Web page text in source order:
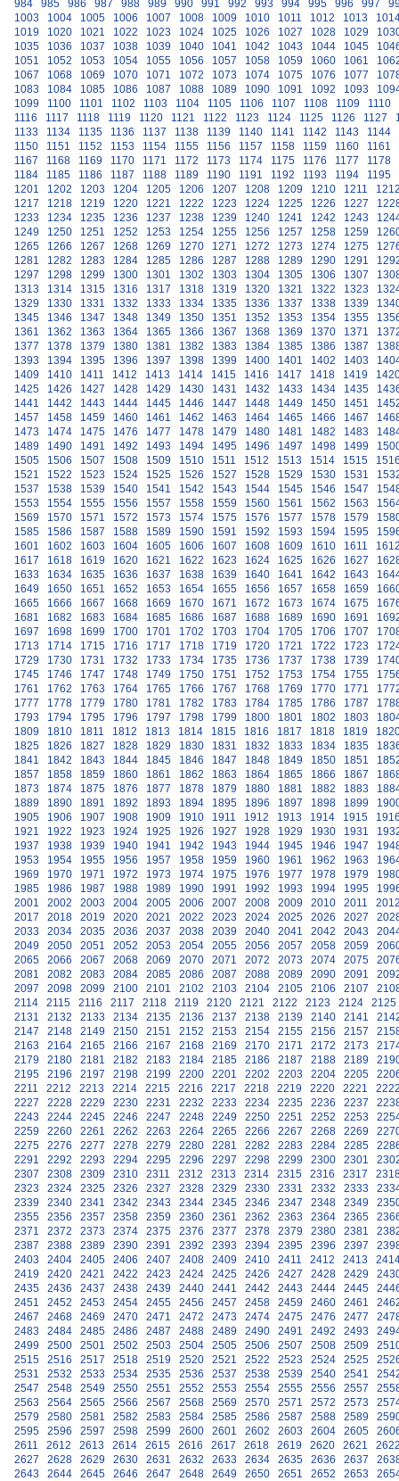
984 985 986 987 988 989 990 991 992 993 994 995 996 997
1003
1004 1005 1006 1007 1008 1009 1010 1011 1012 1013
1019
1020 1021 1022 1023 1024 1025 1026 1027 1028 1029
1035
1036 1037 1038 1039 1040 1041 1042 1043 1044 1045
1051
1052 1053 1054 1055 1056 1057 1058 1059 1060 1061
1067
1068 1069 1070 1071 1072 1073 1074 1075 1076 1077
1083
1084 1085 1086 1087 1088 1089 1090 1091 1092 1093
1099
1100 1101 1102 1103 1104 1105 1106 1107 1108 1109
1110
1116
1117 1118 1119 1120 1121 1122 1123 1124 1125 1126 1127
1133
1134 1135 1136 1137 1138 1139 1140 1141 1142 1143
1144
1150
1151 1152 1153 1154 1155 1156 1157 1158 1159 1160
1161
1167
1168 1169 1170 1171 1172 1173 1174 1175 1176 1177
1178
1184
1185 1186 1187 1188 1189 1190 1191 1192 1193 1194
1195
1201
1202 1203 1204 1205 1206 1207 1208 1209 1210 1211
1217
1218 1219 1220 1221 1222 1223 1224 1225 1226 1227
1233
1234 1235 1236 1237 1238 1239 1240 1241 1242 1243
1249
1250 1251 1252 1253 1254 1255 1256 1257 1258 1259
1265
1266 1267 1268 1269 1270 1271 1272 1273 1274 1275
1281
1282 1283 1284 1285 1286 1287 1288 1289 1290 1291
1297
1298 1299 1300 1301 1302 1303 1304 1305 1306 1307
1313
1314 1315 1316 1317 1318 1319 1320 1321 1322 1323
1329
1330 1331 1332 1333 1334 1335 1336 1337 1338 1339
1345
1346 1347 1348 1349 1350 1351 1352 1353 1354 1355
1361
1362 1363 1364 1365 1366 1367 1368 1369 1370 1371
1377
1378 1379 1380 1381 1382 1383 1384 1385 1386 1387
1393
1394 1395 1396 1397 1398 1399 1400 1401 1402 1403
1409
1410 1411 1412 1413 1414 1415 1416 1417 1418 1419
1425
1426 1427 1428 1429 1430 1431 1432 1433 1434 1435
1441
1442 1443 1444 1445 1446 1447 1448 1449 1450 1451
1457
1458 1459 1460 1461 1462 1463 1464 1465 1466 1467
1473
1474 1475 1476 1477 1478 1479 1480 1481 1482 1483
1489
1490 1491 1492 1493 1494 1495 1496 1497 1498 1499
1505
1506 1507 1508 1509 1510 1511 1512 1513 1514 1515
1521
1522 1523 1524 1525 1526 1527 1528 1529 1530 1531
1537
1538 1539 1540 1541 1542 1543 1544 1545 1546 1547
1553
1554 1555 1556 1557 1558 1559 1560 1561 1562 1563
1569
1570 1571 1572 1573 1574 1575 1576 1577 1578 1579
1585
1586 1587 1588 1589 1590 1591 1592 1593 1594 1595
1601
1602 1603 1604 1605 1606 1607 1608 1609 1610 1611
1617
1618 1619 1620 1621 1622 1623 1624 1625 1626 1627
1633
1634 1635 1636 1637 1638 1639 1640 1641 1642 1643
1649
1650 1651 1652 1653 1654 1655 1656 1657 1658 1659
1665
1666 1667 1668 1669 1670 1671 1672 1673 1674 1675
1681
1682 1683 1684 1685 1686 1687 1688 1689 1690 1691
1697
1698 1699 1700 1701 1702 1703 1704 1705 1706 1707
1713
1714 1715 1716 1717 1718 1719 1720 1721 1722 1723
1729
1730 1731 1732 1733 1734 1735 1736 1737 1738 1739
1745
1746 1747 1748 1749 1750 1751 1752 1753 1754 1755
1761
1762 1763 1764 1765 1766 1767 1768 1769 1770 1771
1777
1778 1779 1780 1781 1782 1783 1784 1785 1786 1787
1793
1794 1795 1796 1797 1798 1799 1800 1801 1802 1803
1809
1810 1811 1812 1813 1814 1815 1816 1817 1818 1819
1825
1826 1827 1828 1829 1830 1831 1832 1833 1834 1835
1841
1842 1843 1844 1845 1846 1847 1848 1849 1850 1851
1857
1858 1859 1860 1861 1862 1863 1864 1865 1866 1867
1873
1874 1875 1876 1877 1878 1879 1880 1881 1882 1883
1889
1890 1891 1892 1893 1894 1895 1896 1897 1898 1899
1905
1906 1907 1908 1909 1910 1911 1912 1913 1914 1915
1921
1922 1923 1924 1925 1926 1927 1928 1929 1930 1931
1937
1938 1939 1940 1941 1942 1943 1944 1945 1946 1947
1953
1954 1955 1956 1957 1958 1959 1960 1961 1962 1963
1969
1970 1971 1972 1973 1974 1975 1976 1977 1978 1979
1985
1986 1987 1988 1989 1990 1991 1992 1993 1994 1995
2001
2002 2003 2004 2005 2006 2007 2008 2009 2010 2011
2017
2018 2019 2020 2021 2022 2023 2024 2025 2026 2027
2033
2034 2035 2036 2037 2038 2039 2040 2041 2042 2043
2049
2050 2051 2052 2053 2054 2055 2056 2057 2058 2059
2065
2066 2067 2068 2069 2070 2071 2072 2073 2074 2075
2081
2082 2083 2084 2085 2086 2087 2088 2089 2090 2091
2097
2098 2099 2100 2101 2102 2103 2104 2105 2106 2107
2114
2115 2116 2117 2118 2119 2120 2121 2122 2123 2124
2125
2131
2132 2133 2134 2135 2136 2137 2138 2139 2140 2141
2147
2148 2149 2150 2151 2152 2153 2154 2155 2156 2157
2163
2164 2165 2166 2167 2168 2169 2170 2171 2172 2173
2179
2180 2181 2182 2183 2184 2185 2186 2187 2188 2189
2195
2196 2197 2198 2199 2200 2201 2202 2203 2204 2205
2211
2212 2213 2214 2215 2216 2217 2218 2219 2220 2221
2227
2228 2229 2230 2231 2232 2233 2234 2235 2236 2237
2243
2244 2245 2246 2247 2248 2249 2250 2251 2252 2253
2259
2260 2261 2262 2263 2264 2265 2266 2267 2268 2269
2275
2276 2277 2278 2279 2280 2281 2282 2283 2284 2285
2291
2292 2293 2294 2295 2296 2297 2298 2299 2300 2301
2307
2308 2309 2310 2311 2312 2313 2314 2315 2316 2317
2323
2324 2325 2326 2327 2328 2329 2330 2331 2332 2333
2339
2340 2341 2342 2343 2344 2345 2346 2347 2348 2349
2355
2356 2357 2358 2359 2360 2361 2362 2363 2364 2365
2371
2372 2373 2374 2375 2376 2377 2378 2379 2380 2381
2387
2388 2389 2390 2391 2392 2393 2394 2395 2396 2397
2403
2404 2405 2406 2407 2408 2409 2410 2411 2412 2413
2419
2420 2421 2422 2423 2424 2425 2426 2427 2428 2429
2435
2436 2437 2438 2439 2440 2441 2442 2443 2444 2445
2451
2452 2453 2454 2455 2456 2457 2458 2459 2460 2461
2467
2468 2469 2470 2471 2472 2473 2474 2475 2476 2477
2483
2484 2485 2486 2487 2488 2489 2490 2491 2492 2493
2499
2500 2501 2502 2503 2504 2505 2506 2507 2508 2509
2515
2516 2517 2518 2519 2520 2521 2522 2523 2524 2525
2531
2532 2533 2534 2535 2536 2537 2538 2539 2540 2541
2547
2548 2549 2550 2551 2552 2553 2554 2555 2556 2557
2563
2564 2565 2566 2567 2568 2569 2570 2571 2572 2573
2579
2580 2581 2582 2583 2584 2585 2586 2587 2588 2589
2595
2596 2597 2598 2599 2600 2601 2602 2603 2604 2605
2611
2612 2613 2614 2615 2616 2617 2618 2619 2620 2621
2627
2628 2629 2630 2631 2632 2633 2634 2635 2636 2637
2643
2644 2645 2646 2647 2648 2649 2650 2651 2652 2653